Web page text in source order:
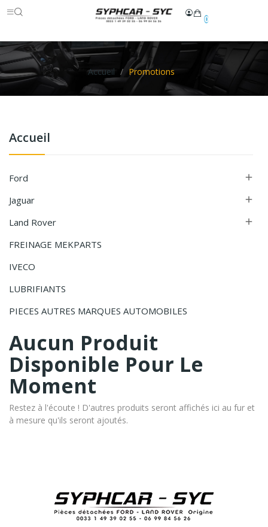
0
Accueil Promotions
Accueil
Ford 
Jaguar 
Land Rover 
FREINAGE MEKPARTS
IVECO
LUBRIFIANTS
PIECES AUTRES MARQUES AUTOMOBILES
Aucun Produit
Disponible Pour Le
Moment
Restez à l'écoute ! D'autres produits seront affichés ici au fur et
à mesure qu'ils seront ajoutés.